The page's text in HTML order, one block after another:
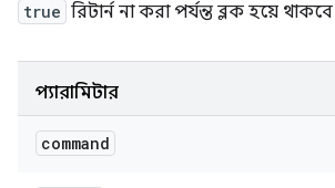
true রিটার্ন না করা পর্যন্ত ব্লক হয়ে
প্যারামিটার
command